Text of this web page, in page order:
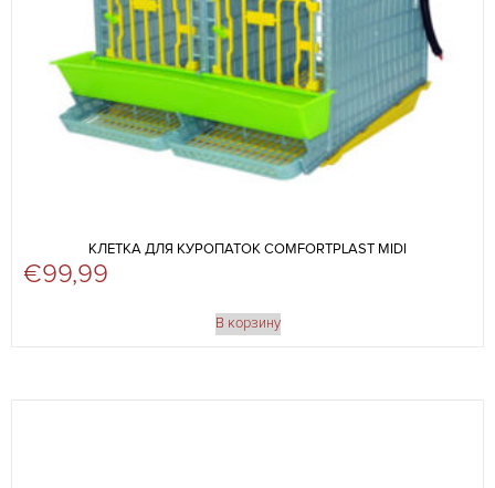
КЛЕТКА ДЛЯ КУРОПАТОК COMFORTPLAST MIDI
€99,99
В корзину